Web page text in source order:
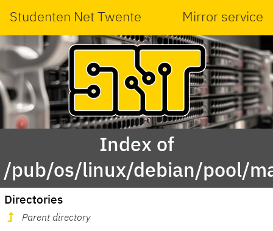
Studenten Net Twente Mirror service
Index of
/pub/os/linux/debian/pool/
Directories
Parent directory